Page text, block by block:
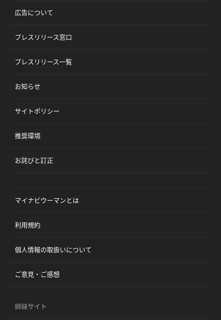
広告について
プレスリリース窓口
プレスリリース一覧
お知らせ
サイトポリシー
推奨環境
お詫びと訂正
マイナビウーマンとは
利用規約
個人情報の取扱いについて
ご意見・ご感想
姉妹サイト